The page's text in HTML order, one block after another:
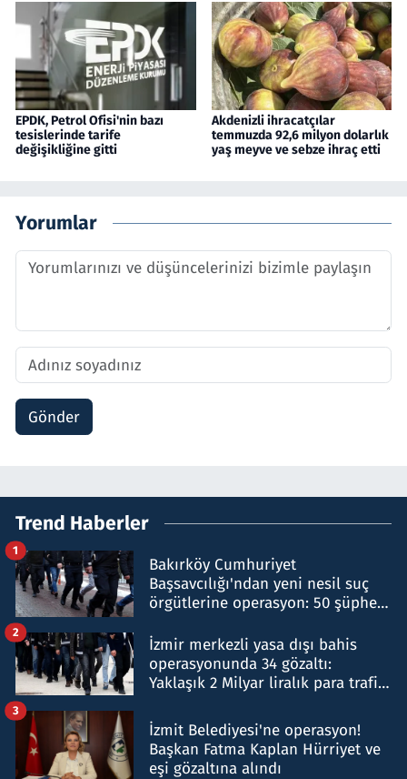
EPDK, Petrol Ofisi'nin bazı
tesislerinde tarife
değişikliğine gitti
Akdenizli ihracatçılar
temmuzda 92,6 milyon dolarlık
yaş meyve ve sebze ihraç etti
Yorumlar
Gönder
Trend Haberler
Bakırköy Cumhuriyet
Başsavcılığı'ndan yeni nesil suç
örgütlerine operasyon: 50 şüpheli
1
İzmir merkezli yasa dışı bahis
operasyonunda 34 gözaltı:
Yaklaşık 2 Milyar liralık para trafiği
2
İzmit Belediyesi'ne operasyon!
Başkan Fatma Kaplan Hürriyet ve
eşi gözaltına alındı
3